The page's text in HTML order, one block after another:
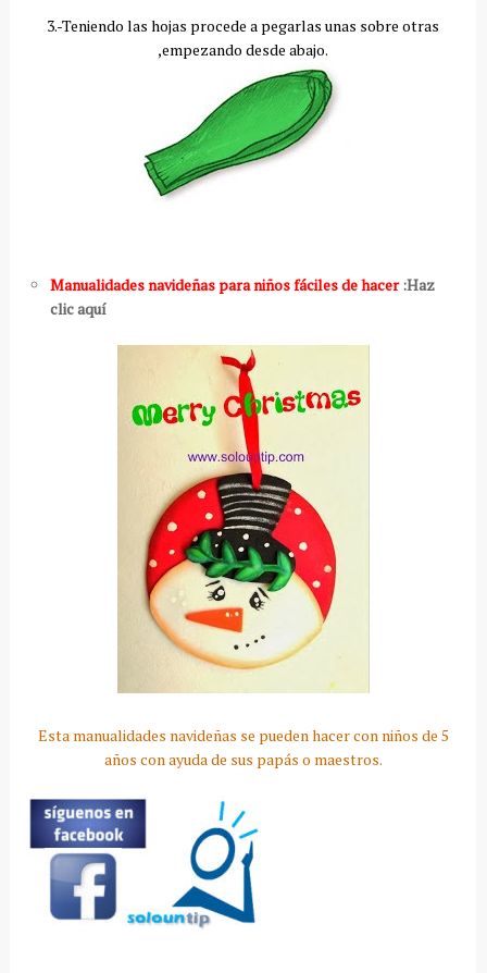
3.-Teniendo las hojas procede a pegarlas unas sobre otras
,empezando desde abajo.
Manualidades navideñas para niños fáciles de hacer:Haz
clic aquí
Esta manualidades navideñas se pueden hacer con niños de 5
años con ayuda de sus papás o maestros.